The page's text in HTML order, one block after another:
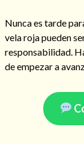
Tu consulta al
Alejamiento(208)
Cartomancia
Cómo recuperar a
Endulzamiento
Nunca es tarde
vela roja pueden
responsabilidad.
de empezar a